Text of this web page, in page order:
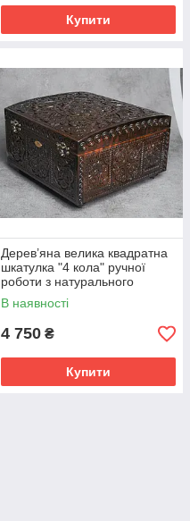
Купити
Дерев’яна велика квадратна
шкатулка "4 кола" ручної
роботи з натурального
дерева, 25 × 25 см
В наявності
4 750 ₴
Купити